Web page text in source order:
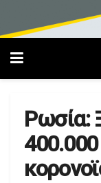
Ρωσία: